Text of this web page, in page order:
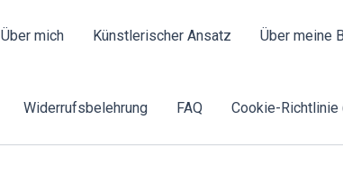
Über mich Künstlerischer Ansatz Über meine
Widerrufsbelehrung FAQ Cookie-Richtlinie